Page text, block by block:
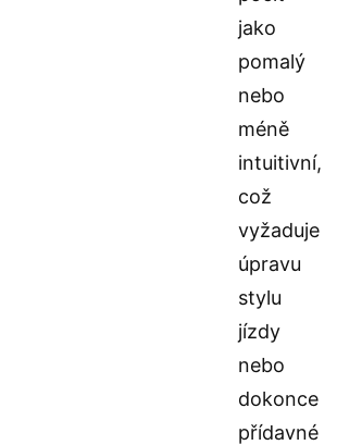
jako
pomalý
nebo
méně
intuitivní,
což
vyžaduje
úpravu
stylu
jízdy
nebo
dokonce
přídavné